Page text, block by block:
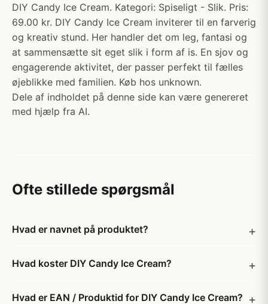
DIY Candy Ice Cream. Kategori: Spiseligt - Slik. Pris:
69.00 kr. DIY Candy Ice Cream inviterer til en farverig
og kreativ stund. Her handler det om leg, fantasi og
at sammensætte sit eget slik i form af is. En sjov og
engagerende aktivitet, der passer perfekt til fælles
øjeblikke med familien. Køb hos unknown.
Dele af indholdet på denne side kan være genereret
med hjælp fra AI.
Ofte stillede spørgsmål
Hvad er navnet på produktet?
Hvad koster DIY Candy Ice Cream?
Hvad er EAN / Produktid for DIY Candy Ice Cream?